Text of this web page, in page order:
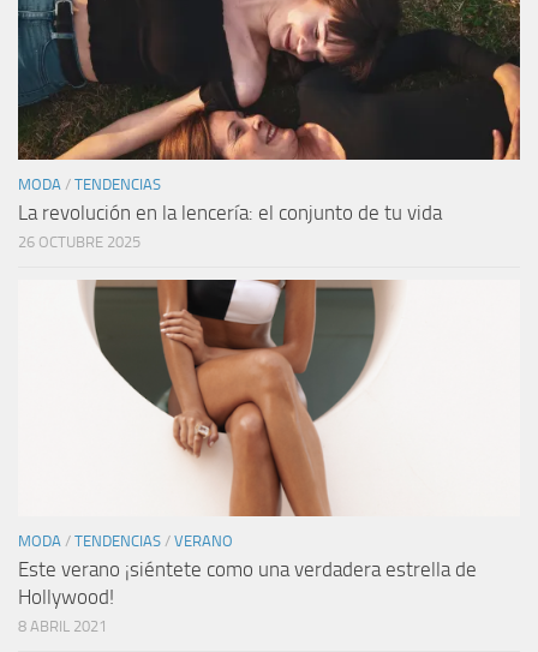
MODA / TENDENCIAS
La revolución en la lencería: el conjunto de tu vida
26 OCTUBRE 2025
MODA / TENDENCIAS / VERANO
Este verano ¡siéntete como una verdadera estrella de
Hollywood!
8 ABRIL 2021